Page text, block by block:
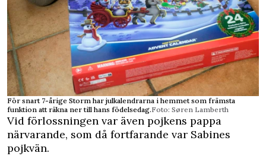
För snart 7-årige Storm har julkalendrarna i hemmet som främsta
funktion att räkna ner till hans födelsedag.Foto: Søren Lamberth
Vid förlossningen var även pojkens pappa
närvarande, som då fortfarande var Sabines
pojkvän.